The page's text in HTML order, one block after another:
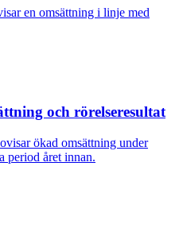
en omsättning i linje med
och rörelseresultat
ökad omsättning under
period året innan.